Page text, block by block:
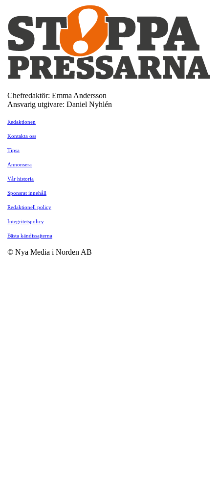
Chefredaktör: Emma Andersson
Ansvarig utgivare: Daniel Nyhlén
Redaktionen
Kontakta oss
Tipsa
Annonsera
Vår historia
Sponsrat innehåll
Redaktionell policy
Integritetspolicy
Bästa kändissajterna
© Nya Media i Norden AB